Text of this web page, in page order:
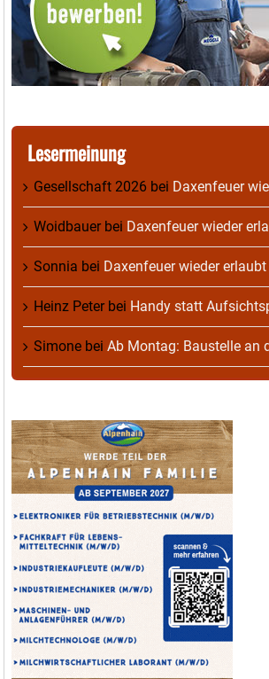
Lesermeinung
Gesellschaft 2026 bei Daxenfeuer
Woidbauerbei Daxenfeuer wieder
Sonnia bei Daxenfeuer wieder erlaubt
Heinz Peterbei Handy statt
Simone bei Ab Montag: Baustelle an